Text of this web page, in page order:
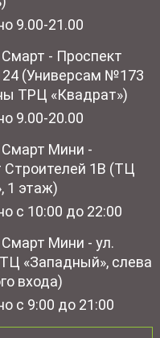
9.00-21.00
Смарт - Проспект
(Универсам №173
ТРЦ «Квадрат»)
9.00-20.00
Смарт Мини -
Строителей 1В (ТЦ
1 этаж)
с 10:00 до 22:00
Смарт Мини - ул.
«Западный», слева
входа)
с 9:00 до 21:00